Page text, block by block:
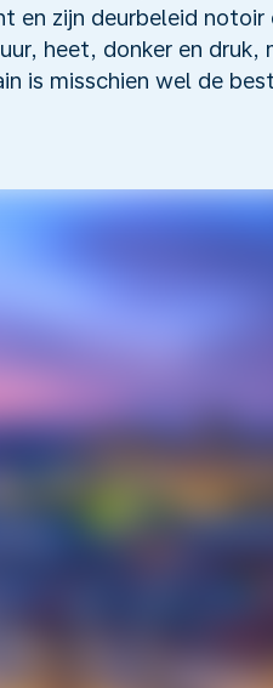
en zijn deurbeleid
heet, donker en
is misschien wel de